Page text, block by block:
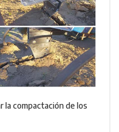
la compactación de los